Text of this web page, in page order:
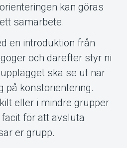
kan göras
samarbete.
en introduktion från
och därefter styr ni
ska se ut när
på konstorientering.
eller i mindre grupper
för att avsluta
er grupp.